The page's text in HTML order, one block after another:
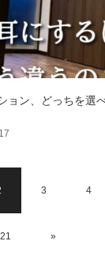
ョン、どっちを選
3 4
21 »